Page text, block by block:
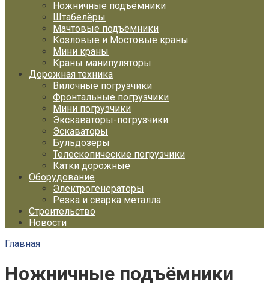
Ножничные подъёмники
Штабелёры
Мачтовые подъёмники
Козловые и Мостовые краны
Мини краны
Краны манипуляторы
Дорожная техника
Вилочные погрузчики
Фронтальные погрузчики
Мини погрузчики
Экскаваторы-погрузчики
Эскаваторы
Бульдозеры
Телескопические погрузчики
Катки дорожные
Оборудование
Электрогенераторы
Резка и сварка металла
Строительство
Новости
Главная
Ножничные подъёмники